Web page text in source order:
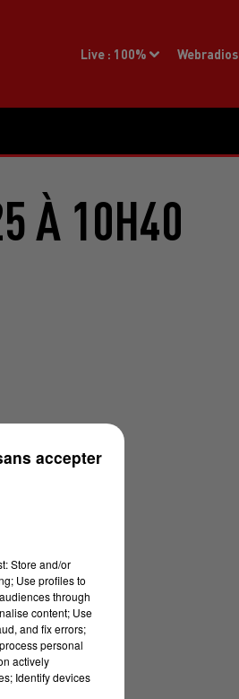
Live : 100% Webradios
À 10H40
Store and/or
Use profiles to
through
content; Use
and fix errors;
personal
actively
Identify devices
accepter